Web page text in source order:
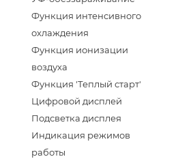
Функция интенсивного
охлаждения
Функция ионизации
воздуха
Функция 'Теплый старт'
Цифровой дисплей
Подсветка дисплея
Индикация режимов
работы